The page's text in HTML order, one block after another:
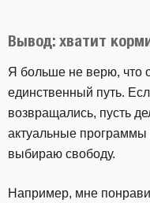
Вывод: хватит
Я больше не верю, что
единственный путь.
возвращались, пусть
актуальные
выбираю свободу.
Например, мне